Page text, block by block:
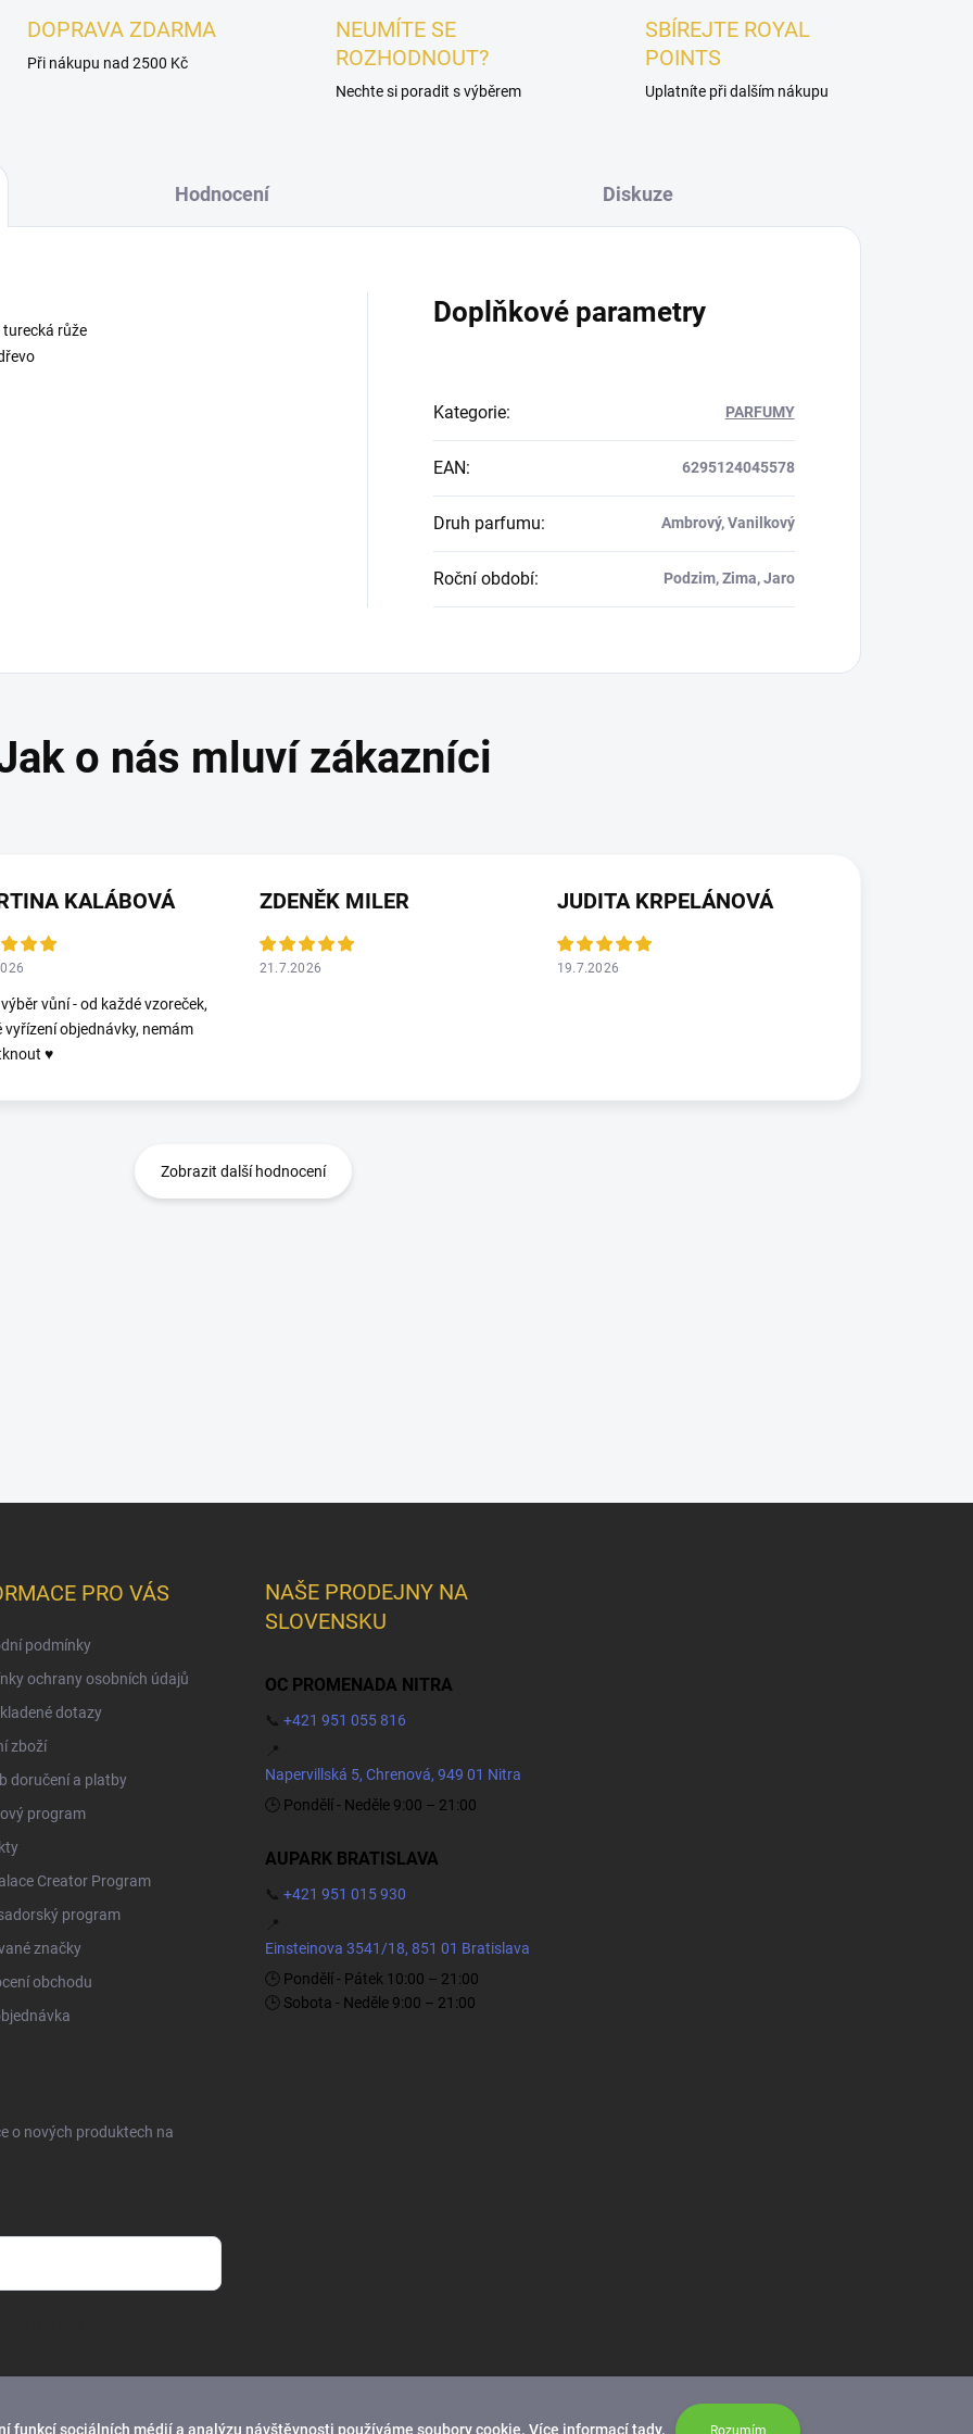
funkcí sociálních médií a analýzu návštěvnosti používáme soubory cookie. Více informacítady.
DOPRAVA ZDARMA
Při nákupu nad 2500 Kč
NEUMÍTE SE
ROZHODNOUT?
Nechte si poradit s výběrem
SBÍREJTE ROYAL
POINTS
Uplatníte při dalším nákupu
Hodnocení Diskuze
růže
Doplňkové parametry
Kategorie: PARFUMY
EAN: 6295124045578
Druh parfumu: Ambrový, Vanilkový
Roční období: Podzim, Zima, Jaro
KALÁBOVÁ
vůní - od každé vzoreček,
vyřízení objednávky, nemám
♥️
ZDENĚK MILER
21.7.2026
JUDITA KRPELÁNOVÁ
19.7.2026
Zobrazit další hodnocení
PRO VÁS
podmínky
ochrany osobních údajů
dotazy
zboží
doručení a platby
program
Creator Program
program
značky
obchodu
NAŠE PRODEJNY NA
SLOVENSKU
OC PROMENADA NITRA
📞 +421 951 055 816
📍
Napervillská 5, Chrenová, 949 01 Nitra
🕒 Pondělí - Neděle 9:00 – 21:00
AUPARK BRATISLAVA
📞 +421 951 015 930
📍
Einsteinova 3541/18, 851 01 Bratislava
🕒 Pondělí - Pátek 10:00 – 21:00
🕒 Sobota - Neděle 9:00 – 21:00
o nových produktech na